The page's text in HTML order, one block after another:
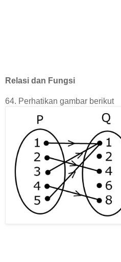
Relasi dan Fungsi
64. Perhatikan gambar berikut